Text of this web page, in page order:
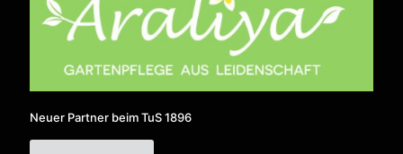
Neuer Partner beim TuS 1896